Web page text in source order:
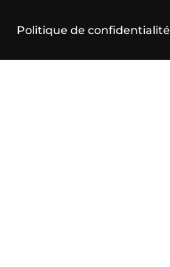
Politique de confidentialité